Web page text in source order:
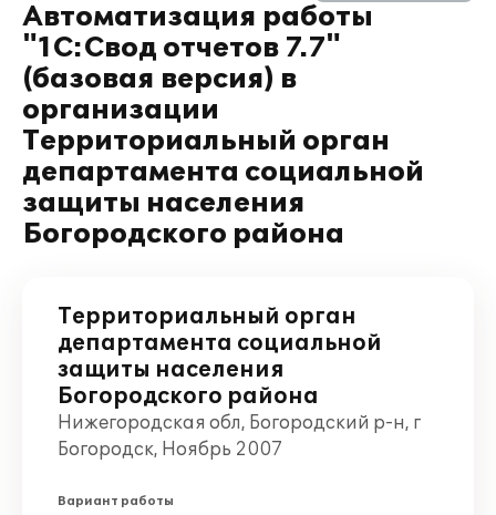
Автоматизация работы
"1С:Свод отчетов 7.7"
(базовая версия) в
организации
Территориальный орган
департамента социальной
защиты населения
Богородского района
Территориальный орган
департамента социальной
защиты населения
Богородского района
Нижегородская обл, Богородский р-н, г
Богородск, Ноябрь 2007
Вариант работы